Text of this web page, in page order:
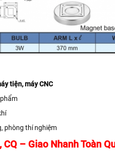
tiện, máy CNC
phòng thí nghiệm
– Giao Nhanh Toàn